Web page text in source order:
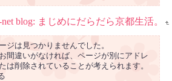
net blog: まじめにだらだら京都生活。
ジは見つかりませんでした。
間違いがなければ、ページが別にアドレ
は削除されていることが考えられます。